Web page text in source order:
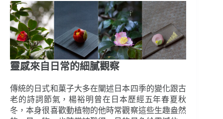
靈感來自日常的細膩觀察
傳統的日式和菓子大多在闡述日本四季的變化跟古
老的詩詞節氣，楊裕明曾在日本歷經五年春夏秋
冬，本身很喜歡動植物的他時常觀察這些生趣盎然